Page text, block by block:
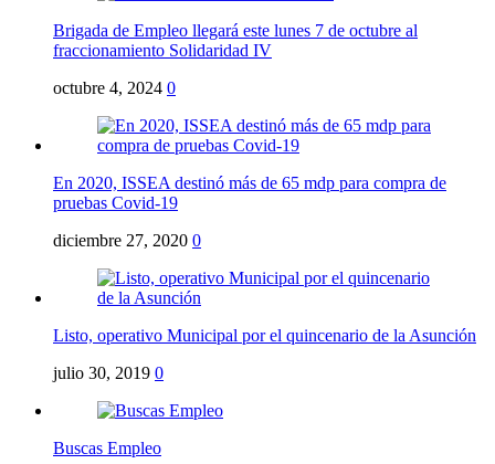
Brigada de Empleo llegará este lunes 7 de octubre al
fraccionamiento Solidaridad IV
octubre 4, 2024 0
En 2020, ISSEA destinó más de 65 mdp para compra de
pruebas Covid-19
diciembre 27, 2020 0
Listo, operativo Municipal por el quincenario de la Asunción
julio 30, 2019 0
Buscas Empleo